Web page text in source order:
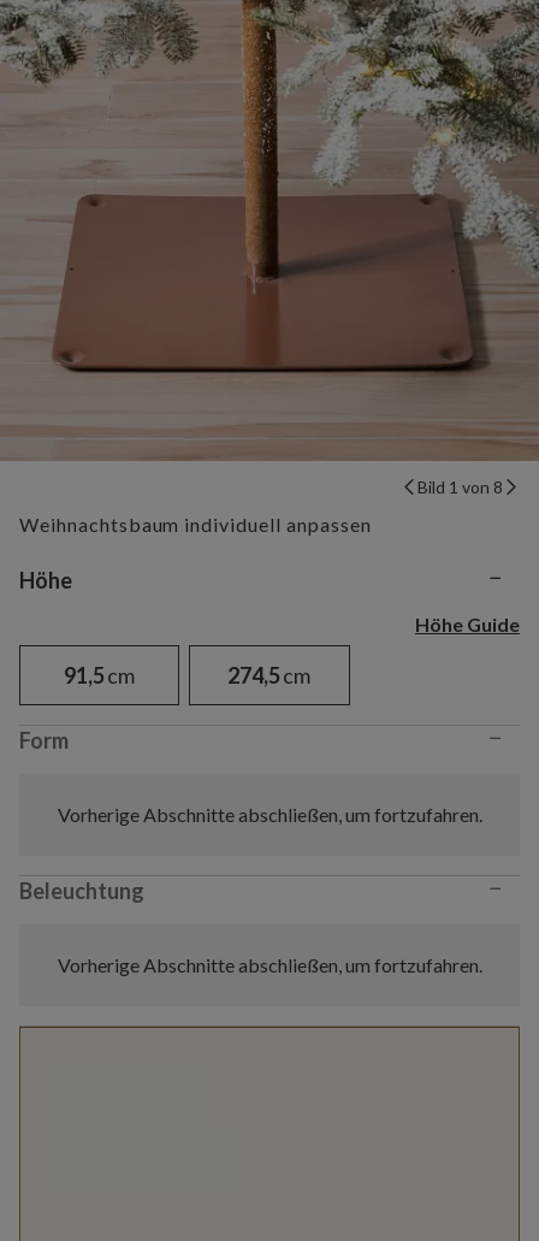
Bild 1 von 8
Weihnachtsbaum individuell anpassen
Variant selection
Höhe −
Höhe Guide
91,5cm 274,5cm
Form −
Vorherige Abschnitte abschließen, um fortzufahren.
Beleuchtung −
Vorherige Abschnitte abschließen, um fortzufahren.